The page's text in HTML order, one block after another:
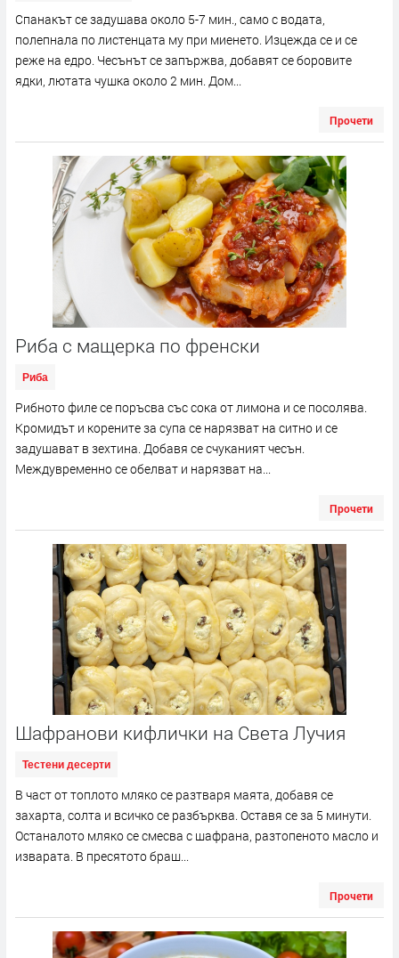
Спанакът се задушава около 5-7 мин., само с водата,
полепнала по листенцата му при миенето. Изцежда се и се
реже на едро. Чесънът се запържва, добавят се боровите
ядки, лютата чушка около 2 мин. Дом...
Прочети
Риба с мащерка по френски
Риба
Рибното филе се поръсва със сока от лимона и се посолява.
Кромидът и корените за супа се нарязват на ситно и се
задушават в зехтина. Добавя се счуканият чесън.
Междувременно се обелват и нарязват на...
Прочети
Шафранови кифлички на Света Лучия
Тестени десерти
В част от топлото мляко се разтваря маята, добавя се
захарта, солта и всичко се разбърква. Оставя се за 5 минути.
Останалото мляко се смесва с шафрана, разтопеното масло и
изварата. В пресятото браш...
Прочети